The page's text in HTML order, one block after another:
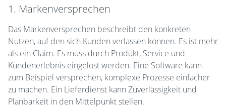
1. Markenversprechen
Das Markenversprechen beschreibt den konkreten
Nutzen, auf den sich Kunden verlassen können. Es ist mehr
als ein Claim. Es muss durch Produkt, Service und
Kundenerlebnis eingelöst werden. Eine Software kann
zum Beispiel versprechen, komplexe Prozesse einfacher
zu machen. Ein Lieferdienst kann Zuverlässigkeit und
Planbarkeit in den Mittelpunkt stellen.